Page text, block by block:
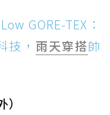
GORE-TEX：
技， 雨天穿搭帥